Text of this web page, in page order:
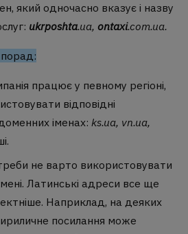
який одночасно вказує і назву
ukrposhta.ua, ontaxi.com.ua.
працює у певному регіоні,
відповідні
іменах: ks.ua, vn.ua,
не варто використовувати
Латинські адреси все ще
Наприклад, на деяких
посилання може